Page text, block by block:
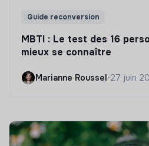
Guide reconversion
MBTI : Le test des 16
mieux se connaître
Marianne Roussel•27 juin